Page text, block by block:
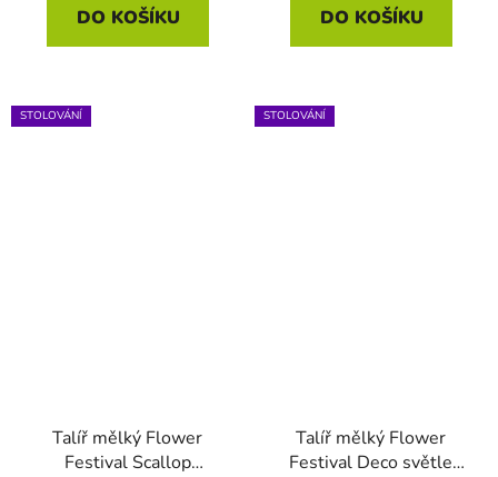
DO KOŠÍKU DO KOŠÍKU
STOLOVÁNÍ
Talíř mělký Flower
Festival Scallop
STOLOVÁNÍ
Talíř mělký Flower
Festival Deco světle